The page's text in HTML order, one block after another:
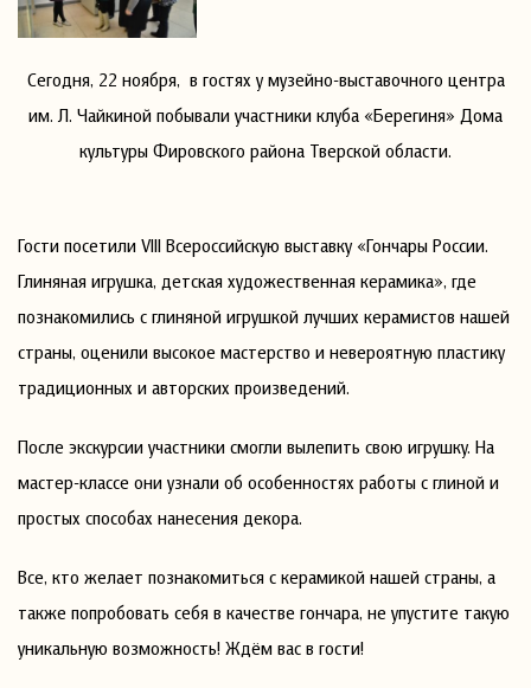
Сегодня, 22 ноября, в гостях у музейно-выставочного центра
им. Л. Чайкиной побывали участники клуба «Берегиня» Дома
культуры Фировского района Тверской области.
Гости посетили VIII Всероссийскую выставку «Гончары России.
Глиняная игрушка, детская художественная керамика», где
познакомились с глиняной игрушкой лучших керамистов нашей
страны, оценили высокое мастерство и невероятную пластику
традиционных и авторских произведений.
После экскурсии участники смогли вылепить свою игрушку. На
мастер-классе они узнали об особенностях работы с глиной и
простых способах нанесения декора.
Все, кто желает познакомиться с керамикой нашей страны, а
также попробовать себя в качестве гончара, не упустите такую
уникальную возможность! Ждём вас в гости!